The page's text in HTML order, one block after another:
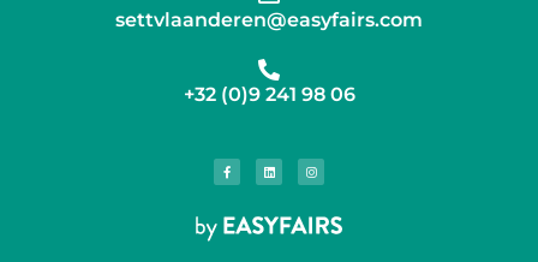
settvlaanderen@easyfairs.com
+32 (0)9 241 98 06